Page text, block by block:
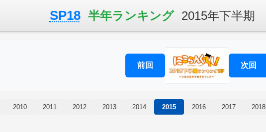
SP18 半年ランキング 2015年下半期
前回 次回
2010 2011 2012 2013 2014 2015 2016 2017 2018